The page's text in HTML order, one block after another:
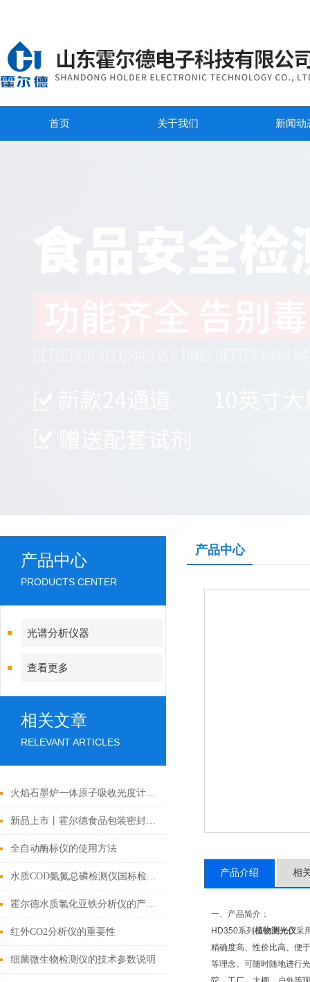
首页 关于我们 新闻动
产品中心
PRODUCTS CENTER
光谱分析仪器
查看更多
相关文章
RELEVANT ARTICLES
火焰石墨炉一体原子吸收光度计功能优势与应用
新品上市丨霍尔德食品包装密封性测试仪多款型号介绍
全自动酶标仪的使用方法
水质COD氨氮总磷检测仪国标检测原理及行业应用探究
霍尔德水质氯化亚铁分析仪的产品特点和优势
红外CO2分析仪的重要性
细菌微生物检测仪的技术参数说明
产品中心
产品介绍 相
一、产品简介：
HD350系列 植物测光仪采
精确度高、性价比高、便
等理念。可随时随地进行